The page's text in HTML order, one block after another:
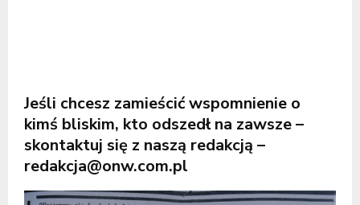
Jeśli chcesz zamieścić wspomnienie o
kimś bliskim, kto odszedł na zawsze –
skontaktuj się z naszą redakcją –
redakcja@onw.com.pl